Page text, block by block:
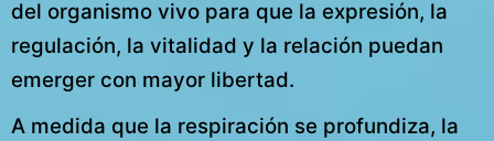
del organismo vivo para que la expresión, la
regulación, la vitalidad y la relación puedan
emerger con mayor libertad.
A medida que la respiración se profundiza, la